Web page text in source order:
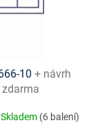
+ návrh
Skladem (6 balení)